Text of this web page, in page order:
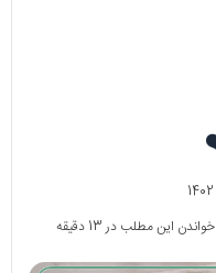
خواندن این مطلب در 13 دقیقه